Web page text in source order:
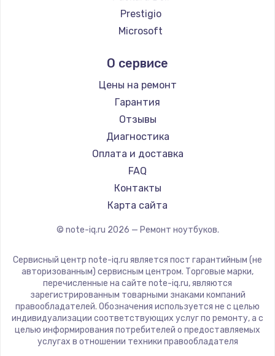
Ремонт ноутбуков Google
Ремонт ноутбуков Echips
Ремонт ноутбуков Predator
Ремонт ноутбуков iru
Ремонт ноутбуков Machenike
Ремонт ноутбуков DEXP
Ремонт ноутбуков Teclast
Ремонт ноутбуков CHUWI
Ремонт ноутбуков Colorful
Prestigio
Microsoft
Aquarius
Gigabyte
Aorus
Maibenben
Getac
Epson
Philips
LG
Panasonic
ZTE
Hiper
Evga
Google
Echips
О сервисе
Цены на ремонт
Гарантия
Отзывы
Диагностика
Оплата и доставка
FAQ
Контакты
Карта сайта
© note-iq.ru 2026 — Ремонт ноутбуков.
Сервисный центр note-iq.ru является пост гарантийным (не
авторизованным) сервисным центром. Торговые марки,
перечисленные на сайте note-iq.ru, являются
зарегистрированным товарными знаками компаний
правообладателей. Обозначения используется не с целью
индивидуализации соответствующих услуг по ремонту, а с
целью информирования потребителей о предоставляемых
услугах в отношении техники правообладателя